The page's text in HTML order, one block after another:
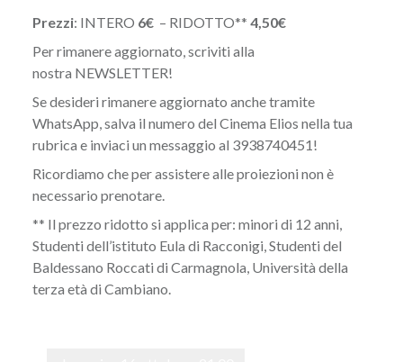
Prezzi: INTERO 6€– RIDOTTO** 4,50€
Per rimanere aggiornato, scriviti alla
nostra NEWSLETTER!
Se desideri rimanere aggiornato anche tramite
WhatsApp, salva il numero del Cinema Elios nella tua
rubrica e inviaci un messaggio al 3938740451!
Ricordiamo che per assistere alle proiezioni non è
necessario prenotare.
** Il prezzo ridotto si applica per: minori di 12 anni,
Studenti dell’istituto Eula di Racconigi, Studenti del
Baldessano Roccati di Carmagnola, Università della
terza età di Cambiano.